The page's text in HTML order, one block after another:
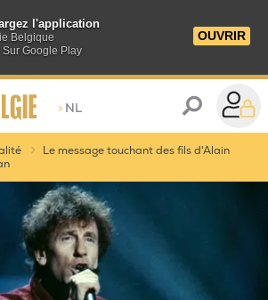
l'application
Belgique
Sur Google Play
OUVRIR
> NL
Le message touchant des fils d'Alain